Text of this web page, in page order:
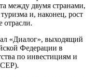
между двумя странами,
и, наконец, рост
отрасли.
«Диалог», выходящий
Федерации в
по инвестициям и